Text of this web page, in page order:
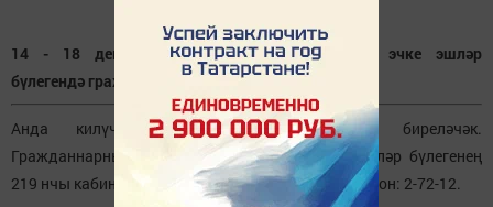
14 - 18 декабрь аралыгында Лениногорск эчке эшләр
бүлегендә гражданнар кабул ителә.
Анда килүчеләргә бушлай консультация биреләчәк.
Гражданнарны кабул итү Лениногорск эчке эшләр бүлегенең
219 нчы кабинетында үтәчәк. Белешмә өчен телефон: 2-72-12.